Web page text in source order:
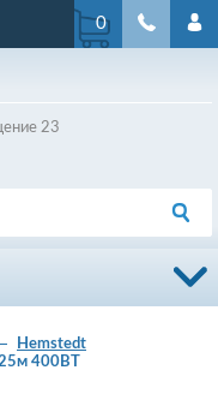
23
0
Hemstedt
400ВТ